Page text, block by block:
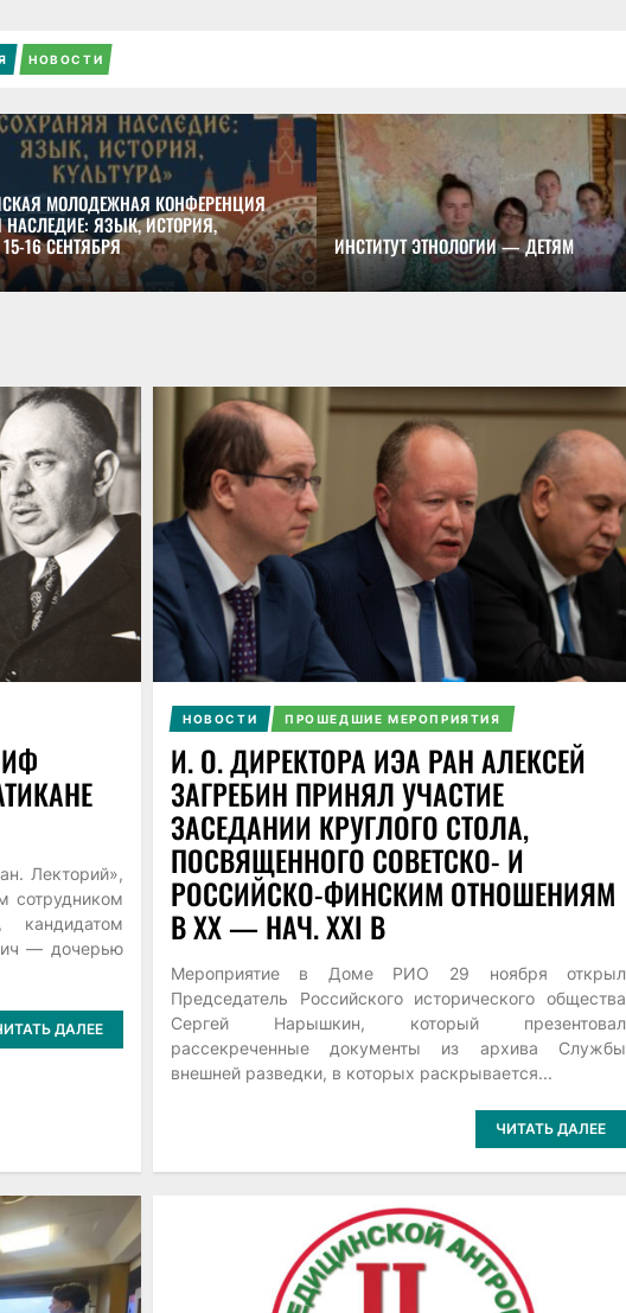
НОВОСТИ
МОЛОДЕЖНАЯ КОНФЕРЕНЦИЯ
НАСЛЕДИЕ: ЯЗЫК, ИСТОРИЯ,
16 СЕНТЯБРЯ
ИНСТИТУТ ЭТНОЛОГИИ — ДЕТЯМ
Лекторий»,
сотрудником
кандидатом
— дочерью
ДАЛЕЕ
НОВОСТИ ПРОШЕДШИЕ МЕРОПРИЯТИЯ
И. О. ДИРЕКТОРА ИЭА РАН АЛЕКСЕЙ
ЗАГРЕБИН ПРИНЯЛ УЧАСТИЕ
ЗАСЕДАНИИ КРУГЛОГО СТОЛА,
ПОСВЯЩЕННОГО СОВЕТСКО- И
РОССИЙСКО-ФИНСКИМ ОТНОШЕНИЯМ
В XX — НАЧ. XXI В
Мероприятие в Доме РИО 29 ноября открыл
Председатель Российского исторического общества
Сергей Нарышкин, который презентовал
рассекреченные документы из архива Службы
внешней разведки, в которых раскрывается...
ЧИТАТЬ ДАЛЕЕ